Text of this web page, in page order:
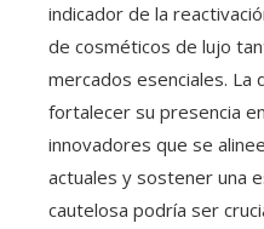
indicador de la
de cosméticos de lujo
mercados esenciales. La
fortalecer su presencia
innovadores que se
actuales y sostener una
cautelosa podría ser